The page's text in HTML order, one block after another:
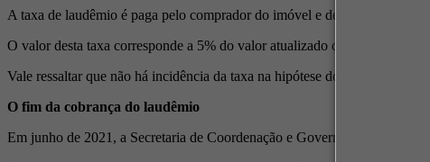
A taxa de laudêmio é paga pelo comprador do imóvel e deve ser
O valor desta taxa corresponde a 5% do valor atualizado do imóvel, o que
Vale ressaltar que não há incidência da taxa na hipótese do imóvel ser
O fim da cobrança do laudêmio
Em junho de 2021, a Secretaria de Coordenação e Governança do